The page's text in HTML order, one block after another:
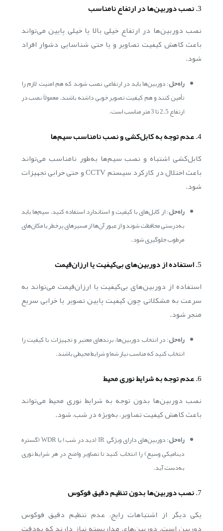
3. نصب دوربین‌ها در ارتفاع نامناسب
نصب دوربین‌ها در ارتفاع خیلی بالا یا خیلی پایین می‌تواند
باعث کاهش کیفیت تصاویر و یا حتی شناسایی دشوار افراد
شود.
راه‌حل: دوربین‌ها باید در ارتفاعی نصب شوند که هم امنیت لازم را
تأمین کنند و هم کیفیت تصویر خوبی داشته باشند. معمولاً نصب در
ارتفاع 2.5 تا 3 متر مناسب است.
4. عدم توجه به کابل‌کشی و نصب نامناسب سیم‌ها
کابل‌کشی اشتباه و نصب سیم‌ها به‌طور نامناسب می‌تواند
باعث اختلال در کارکرد سیستم CCTV و حتی خرابی تجهیزات
شود.
راه‌حل: از کابل‌های با کیفیت و استاندارد استفاده کنید. سیم‌ها باید
به‌درستی محافظت شوند و از عبور آن‌ها از مسیرهای پرخطر یا مکان‌های
مرطوب جلوگیری شود.
5. استفاده از دوربین‌های بی‌کیفیت یا ارزان‌قیمت
استفاده از دوربین‌های بی‌کیفیت یا ارزان‌قیمت می‌تواند به
سرعت به مشکلاتی چون کیفیت پایین تصویر یا خرابی سریع
منجر شود.
راه‌حل: در انتخاب دوربین‌ها، برندهای معتبر و تجهیزات با کیفیت را
انتخاب کنید که مناسب نیاز شما و شرایط محیطی باشند.
6. عدم توجه به شرایط نوری محیط
نصب دوربین‌ها بدون توجه به شرایط نوری محیط می‌تواند
باعث کاهش کیفیت تصاویر، به‌ویژه در شب، شود.
راه‌حل
: دوربین‌های دارای ویژگی IR (دید در شب) یا WDR (گستره
دینامیکی وسیع) را انتخاب کنید تا تصاویر واضح در هر شرایط نوری
به‌دست آید.
7. نصب دوربین‌ها بدون تنظیم دقیق فوکوس
یکی دیگر از اشتباهات رایج، عدم تنظیم دقیق فوکوس